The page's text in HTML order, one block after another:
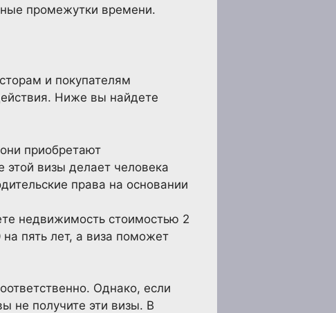
промежутки времени.
и покупателям
Ниже вы найдете
приобретают
визы делает человека
права на основании
недвижимость стоимостью 2
пять лет, а виза поможет
Однако, если
не получите эти визы. В